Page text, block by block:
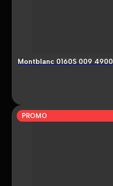
Montblanc 0160S 009 4900
PROMO